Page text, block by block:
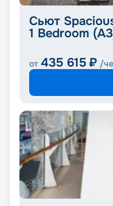
Сьют
1 Bedroom
от 435 615 ₽ /